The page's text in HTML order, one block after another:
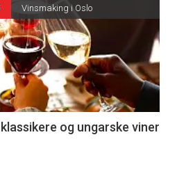
Vinsmaking i Oslo
og ungarske viner